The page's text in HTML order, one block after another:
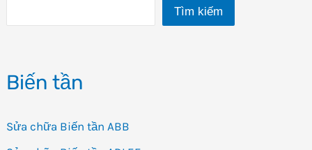
Tìm kiếm
Biến tần
Sửa chữa Biến tần ABB